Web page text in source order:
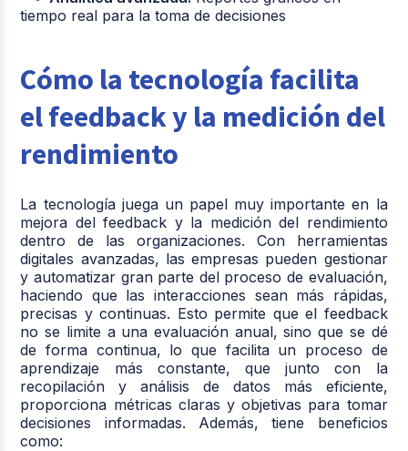
tiempo real para la toma de decisiones
Cómo la tecnología facilita
el feedback y la medición del
rendimiento
La tecnología juega un papel muy importante en la
mejora del feedback y la medición del rendimiento
dentro de las organizaciones. Con herramientas
digitales avanzadas, las empresas pueden gestionar
y automatizar gran parte del proceso de evaluación,
haciendo que las interacciones sean más rápidas,
precisas y continuas. Esto permite que el feedback
no se limite a una evaluación anual, sino que se dé
de forma continua, lo que facilita un proceso de
aprendizaje más constante, que junto con la
recopilación y análisis de datos más eficiente,
proporciona métricas claras y objetivas para tomar
decisiones informadas. Además, tiene beneficios
como: